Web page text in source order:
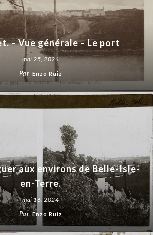
– Vue générale – Le port
mai 25, 2024
Par Enzo Ruiz
aux environs de Belle-Isle-
en-Terre.
mai 16, 2024
Par Enzo Ruiz